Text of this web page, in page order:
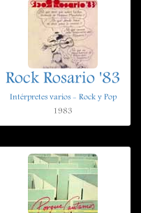
Rock Rosario '83
Intérpretes varios - Rock y Pop
1983